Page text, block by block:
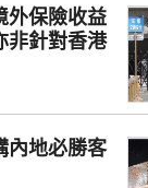
外保險收益
針對香港
內地必勝客